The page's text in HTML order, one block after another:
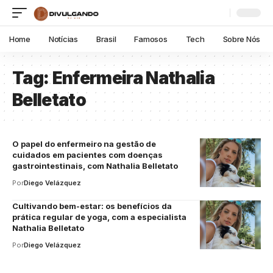
Home Notícias Brasil Famosos Tech Sobre Nós
Tag:Enfermeira Nathalia
Belletato
O papel do enfermeiro na gestão de
cuidados em pacientes com doenças
gastrointestinais, com Nathalia Belletato
PorDiego Velázquez
Cultivando bem-estar: os benefícios da
prática regular de yoga, com a especialista
Nathalia Belletato
PorDiego Velázquez